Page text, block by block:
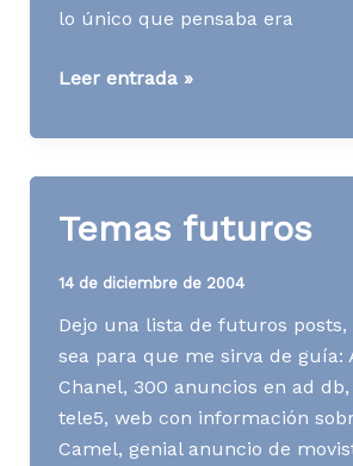
lo único que pensaba era
[TV]
equipo
Leer entrada »
Temas futuros
14 de diciembre de 2004
Dejo una lista de futuros posts,
sea para que me sirva de guía:
Chanel, 300 anuncios en ad
tele5, web con información
Camel, genial anuncio de